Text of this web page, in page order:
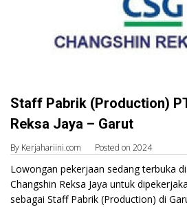
Staff Pabrik (Production)
Reksa Jaya – Garut
By Kerjahariini.com Posted on 2024
Lowongan pekerjaan sedang terbuka
Changshin Reksa Jaya untuk
sebagai Staff Pabrik (Production) di